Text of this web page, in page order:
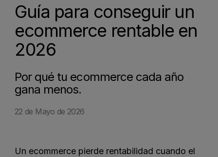
Guía para conseguir un
ecommerce rentable en
2026
Por qué tu ecommerce cada año
gana menos.
22 de Mayo de 2026
Un ecommerce pierde rentabilidad cuando el